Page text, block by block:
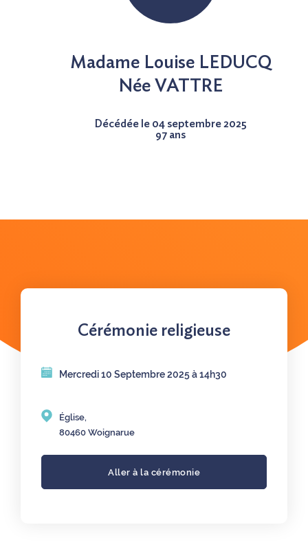
Madame Louise LEDUCQ
NéeVATTRE
Décédée le 04 septembre 2025
97 ans
Cérémonie religieuse
Mercredi 10 Septembre 2025 à 14h30
Église,
80460 Woignarue
Aller à la cérémonie